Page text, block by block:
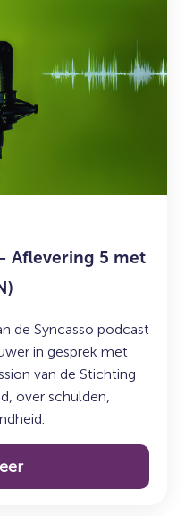
Aflevering 5 met
de Syncasso podcast
in gesprek met
van de Stichting
over schulden,